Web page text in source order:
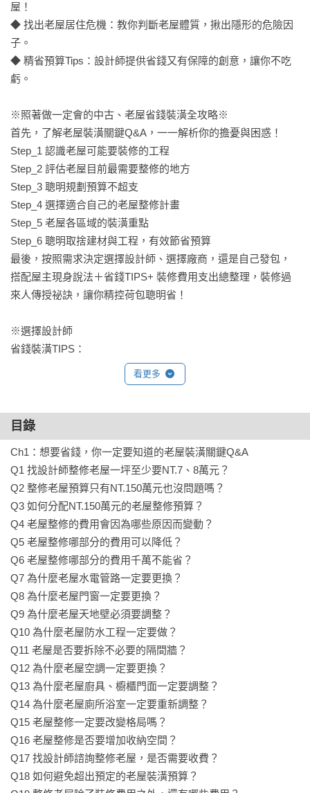
屋！
◆ 找出老屋居住危機：教你判斷老屋體質，揪出隱形的危險因
子。
◆ 精省預算Tips：設計師提供省錢又有保障的創意，讓你不吃
虧。
※照著做一定會的中古、老屋省錢裝潢全攻略※
首先，了解老屋裝潢關鍵Q&A，一一解析你的擔憂與困惑！
Step_1 認識老屋可能要裝修的工程
Step_2 評估老屋目前最需要整修的地方
Step_3 聰明規劃預算不超支
Step_4 選擇適合自己的老屋整修計畫
Step_5 老屋各區域的裝潢重點
Step_6 聰明取捨建材與工程，有效節省預算
最後，按照需求決定選擇設計師、選擇廠商，還是自己發包，
搭配屋主現身說法＋省錢TIPS+ 裝修費用支出總整理，裝修過
來人傳授祕訣，讓你精控荷包聰明省！
※選擇設計師
省錢裝潢TIPS：
1.拍塗式上漆，讓平價水泥漆打造出高級質感
電視主牆採用拍塗式的上漆手法，使表面產生顆粒狀的霧面
即便是平價建材也能為空間創造高級質感。
2.不做上櫃改用層板，省預算也更符合實際收納
需求櫥櫃捨棄上櫃改用層架替代，可以節省部分製作廚具櫃體
的預算，
不做滿櫃體讓廚房視覺保持輕鬆無壓迫，也更符合母女兩人實
際生活的收納量需求。
※選擇廠商
省錢裝潢TIPS：
1.系統櫃花費較木作便宜，五金選擇性也高
找專門做系統櫃的廠商，少了現場施工的人力費用，加上傳統
木作可能都用師傅習慣五金配件，
但系統櫃的五金可挑選樣式較多，建議挑選品質較好的，延長
使用年限。
2.善用透視圖，省去日後調整增加開銷
利用透視圖讓屋主可以想像空間完工後的樣子，以及空間機能
分配。大多數人一生中實際裝修空間的次數不多，
對空間改造前後的想像力稍微欠缺，透視圖正好補足了這一
塊，再透過文字描述，加深對空間規劃的想像。
※選擇自己發包
看更多
目錄
Ch1：想要省錢，你一定要知道的老屋裝潢關鍵Q&A
Q1 找設計師整修老屋一坪至少要NT.7、8萬元？
Q2 整修老屋預算只有NT.150萬元也沒問題嗎？
Q3 如何分配NT.150萬元的老屋整修預算？
Q4 老屋整修的費用會因為哪些原因而變動？
Q5 老屋整修哪部分的費用可以降低？
Q6 老屋整修哪部分的費用千萬不能省？
Q7 為什麼老屋水電管路一定要更換？
Q8 為什麼老屋門窗一定要更換？
Q9 為什麼老屋天地壁必須要調整？
Q10 為什麼老屋防水工程一定要做？
Q11 老屋是否要拆除不必要的隔間牆？
Q12 為什麼老屋空調一定要更換？
Q13 為什麼老屋廚具、櫥櫃門面一定要調整？
Q14 為什麼老屋廁所浴室一定要重新調整？
Q15 老屋整修一定要改變格局嗎？
Q16 老屋整修是否要增加收納空間？
Q17 找設計師諮詢整修老屋，是否需要收費？
Q18 如何避免超出預定的老屋裝潢預算？